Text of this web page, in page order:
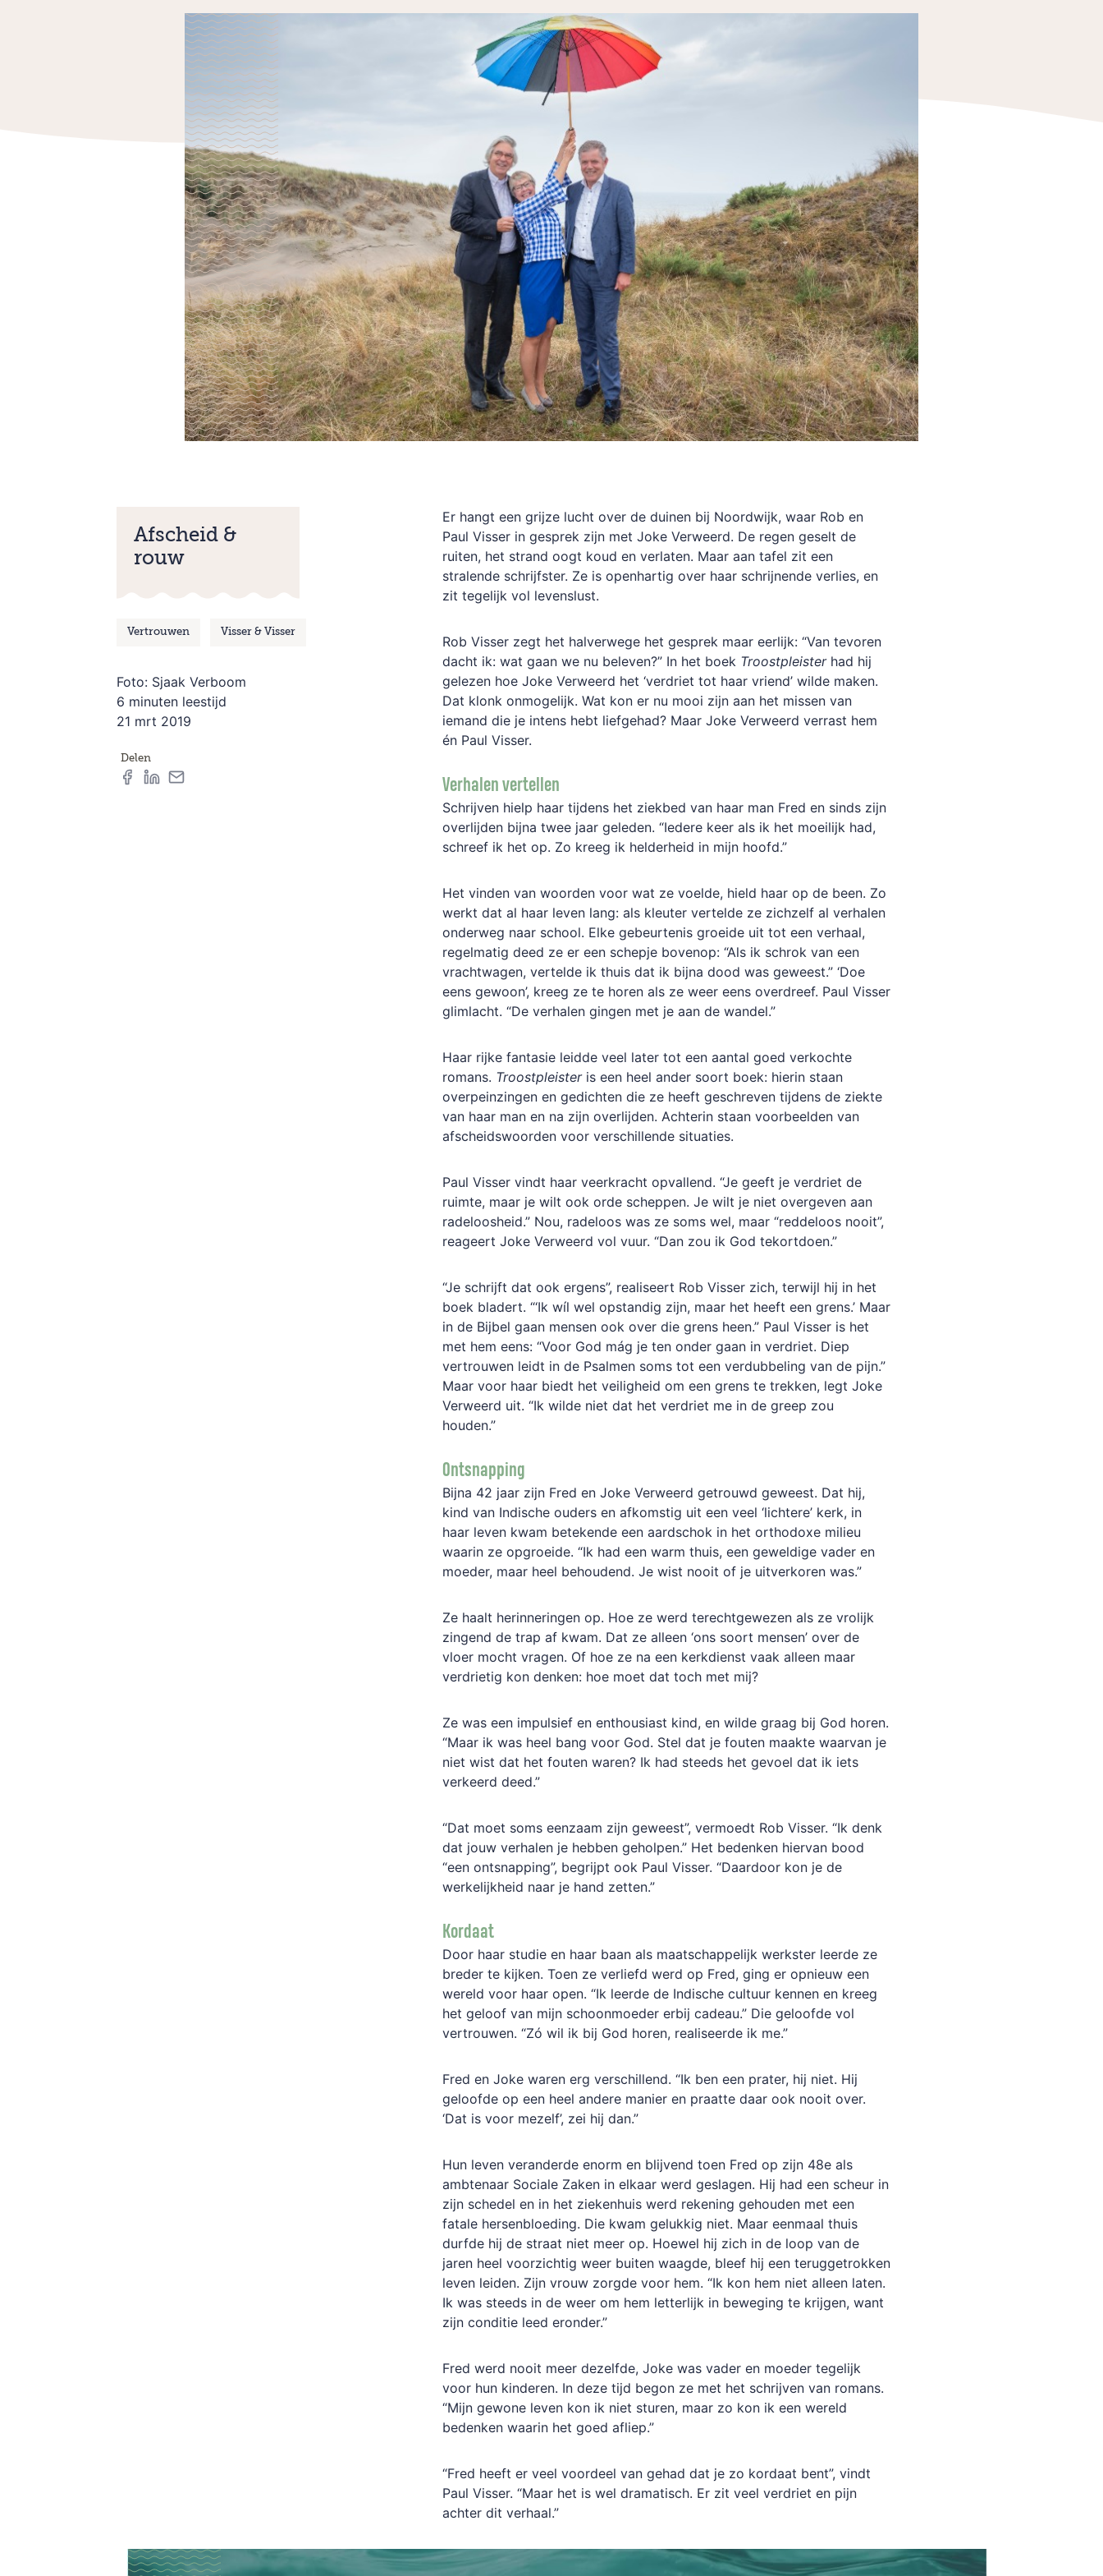
Er hangt een grijze lucht over de duinen bij Noordwijk, waar Rob en
Paul Visser in gesprek zijn met Joke Verweerd. De regen geselt de
ruiten, het strand oogt koud en verlaten. Maar aan tafel zit een
stralende schrijfster. Ze is openhartig over haar schrijnende verlies, en
zit tegelijk vol levenslust.
Rob Visser zegt het halverwege het gesprek maar eerlijk: “Van tevoren
dacht ik: wat gaan we nu beleven?” In het boek Troostpleister had hij
gelezen hoe Joke Verweerd het ‘verdriet tot haar vriend’ wilde maken.
Dat klonk onmogelijk. Wat kon er nu mooi zijn aan het missen van
iemand die je intens hebt liefgehad? Maar Joke Verweerd verrast hem
én Paul Visser.
Verhalen vertellen
Schrijven hielp haar tijdens het ziekbed van haar man Fred en sinds zijn
overlijden bijna twee jaar geleden. “Iedere keer als ik het moeilijk had,
schreef ik het op. Zo kreeg ik helderheid in mijn hoofd.”
Het vinden van woorden voor wat ze voelde, hield haar op de been. Zo
werkt dat al haar leven lang: als kleuter vertelde ze zichzelf al verhalen
onderweg naar school. Elke gebeurtenis groeide uit tot een verhaal,
regelmatig deed ze er een schepje bovenop: “Als ik schrok van een
vrachtwagen, vertelde ik thuis dat ik bijna dood was geweest.” ‘Doe
eens gewoon’, kreeg ze te horen als ze weer eens overdreef. Paul Visser
glimlacht. “De verhalen gingen met je aan de wandel.”
Haar rijke fantasie leidde veel later tot een aantal goed verkochte
romans. Troostpleister is een heel ander soort boek: hierin staan
overpeinzingen en gedichten die ze heeft geschreven tijdens de ziekte
van haar man en na zijn overlijden. Achterin staan voorbeelden van
afscheidswoorden voor verschillende situaties.
Paul Visser vindt haar veerkracht opvallend. “Je geeft je verdriet de
ruimte, maar je wilt ook orde scheppen. Je wilt je niet overgeven aan
radeloosheid.” Nou, radeloos was ze soms wel, maar “reddeloos nooit”,
reageert Joke Verweerd vol vuur. “Dan zou ik God tekortdoen.”
“Je schrijft dat ook ergens”, realiseert Rob Visser zich, terwijl hij in het
boek bladert. “‘Ik wíl wel opstandig zijn, maar het heeft een grens.’ Maar
in de Bijbel gaan mensen ook over die grens heen.” Paul Visser is het
met hem eens: “Voor God mág je ten onder gaan in verdriet. Diep
vertrouwen leidt in de Psalmen soms tot een verdubbeling van de pijn.”
Maar voor haar biedt het veiligheid om een grens te trekken, legt Joke
Verweerd uit. “Ik wilde niet dat het verdriet me in de greep zou
houden.”
Ontsnapping
Bijna 42 jaar zijn Fred en Joke Verweerd getrouwd geweest. Dat hij,
kind van Indische ouders en afkomstig uit een veel ‘lichtere’ kerk, in
haar leven kwam betekende een aardschok in het orthodoxe milieu
waarin ze opgroeide. “Ik had een warm thuis, een geweldige vader en
moeder, maar heel behoudend. Je wist nooit of je uitverkoren was.”
Ze haalt herinneringen op. Hoe ze werd terechtgewezen als ze vrolijk
zingend de trap af kwam. Dat ze alleen ‘ons soort mensen’ over de
vloer mocht vragen. Of hoe ze na een kerkdienst vaak alleen maar
verdrietig kon denken: hoe moet dat toch met mij?
Ze was een impulsief en enthousiast kind, en wilde graag bij God horen.
“Maar ik was heel bang voor God. Stel dat je fouten maakte waarvan je
niet wist dat het fouten waren? Ik had steeds het gevoel dat ik iets
verkeerd deed.”
“Dat moet soms eenzaam zijn geweest”, vermoedt Rob Visser. “Ik denk
dat jouw verhalen je hebben geholpen.” Het bedenken hiervan bood
“een ontsnapping”, begrijpt ook Paul Visser. “Daardoor kon je de
werkelijkheid naar je hand zetten.”
Kordaat
Door haar studie en haar baan als maatschappelijk werkster leerde ze
breder te kijken. Toen ze verliefd werd op Fred, ging er opnieuw een
wereld voor haar open. “Ik leerde de Indische cultuur kennen en kreeg
het geloof van mijn schoonmoeder erbij cadeau.” Die geloofde vol
vertrouwen. “Zó wil ik bij God horen, realiseerde ik me.”
Fred en Joke waren erg verschillend. “Ik ben een prater, hij niet. Hij
geloofde op een heel andere manier en praatte daar ook nooit over.
‘Dat is voor mezelf’, zei hij dan.”
Hun leven veranderde enorm en blijvend toen Fred op zijn 48e als
ambtenaar Sociale Zaken in elkaar werd geslagen. Hij had een scheur in
zijn schedel en in het ziekenhuis werd rekening gehouden met een
fatale hersenbloeding. Die kwam gelukkig niet. Maar eenmaal thuis
durfde hij de straat niet meer op. Hoewel hij zich in de loop van de
jaren heel voorzichtig weer buiten waagde, bleef hij een teruggetrokken
leven leiden. Zijn vrouw zorgde voor hem. “Ik kon hem niet alleen laten.
Ik was steeds in de weer om hem letterlijk in beweging te krijgen, want
zijn conditie leed eronder.”
Fred werd nooit meer dezelfde, Joke was vader en moeder tegelijk
voor hun kinderen. In deze tijd begon ze met het schrijven van romans.
“Mijn gewone leven kon ik niet sturen, maar zo kon ik een wereld
bedenken waarin het goed afliep.”
“Fred heeft er veel voordeel van gehad dat je zo kordaat bent”, vindt
Paul Visser. “Maar het is wel dramatisch. Er zit veel verdriet en pijn
achter dit verhaal.”
Afscheid &
rouw
Vertrouwen Visser & Visser
Foto: Sjaak Verboom
6 minuten leestijd
21 mrt 2019
Delen